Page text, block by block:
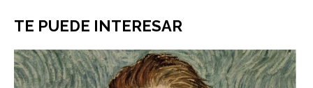
TE PUEDE INTERESAR